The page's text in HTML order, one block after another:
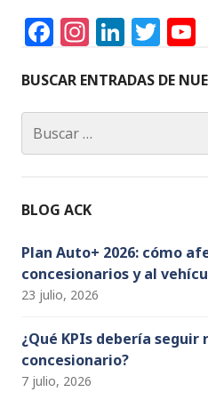
F
c
e
b
o
In
a
g
ra
Li
k
e
dI
T
it
te
r
BUSCAR ENTRADAS DE
BLOG ACK
Plan Auto+ 2026: cómo
concesionarios y al
23 julio, 2026
¿Qué KPIs debería
concesionario?
7 julio, 2026